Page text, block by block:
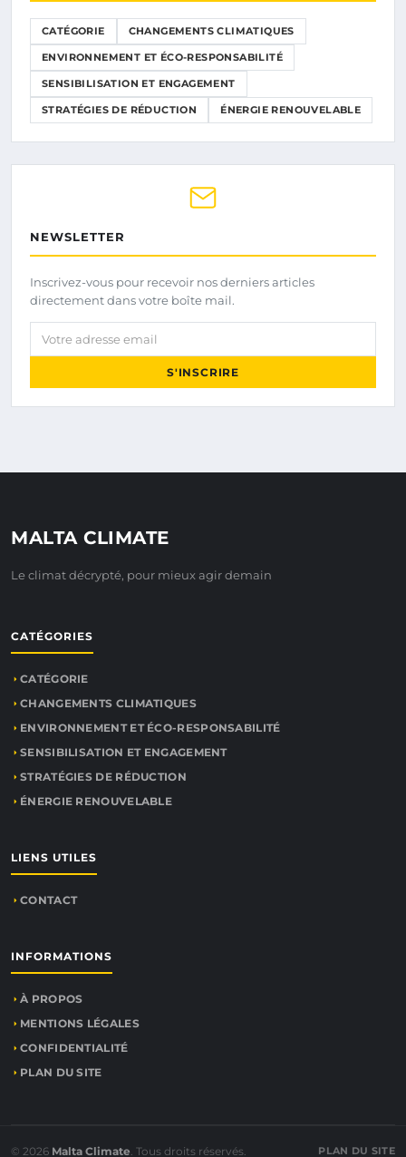
CATÉGORIE CHANGEMENTS CLIMATIQUES
ENVIRONNEMENT ET ÉCO-RESPONSABILITÉ
SENSIBILISATION ET ENGAGEMENT
STRATÉGIES DE RÉDUCTION ÉNERGIE RENOUVELABLE
NEWSLETTER
Inscrivez-vous pour recevoir nos derniers articles
directement dans votre boîte mail.
Votre adresse email
S'INSCRIRE
MALTA CLIMATE
Le climat décrypté, pour mieux agir demain
CATÉGORIES
CATÉGORIE
CHANGEMENTS CLIMATIQUES
ENVIRONNEMENT ET ÉCO-RESPONSABILITÉ
SENSIBILISATION ET ENGAGEMENT
STRATÉGIES DE RÉDUCTION
ÉNERGIE RENOUVELABLE
LIENS UTILES
CONTACT
INFORMATIONS
À PROPOS
MENTIONS LÉGALES
CONFIDENTIALITÉ
PLAN DU SITE
© 2026 Malta Climate. Tous droits réservés. PLAN DU SITE